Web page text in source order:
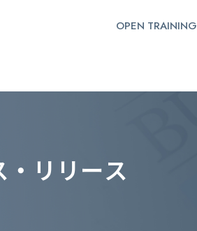
OPEN TRAINING
・ リ リ ース